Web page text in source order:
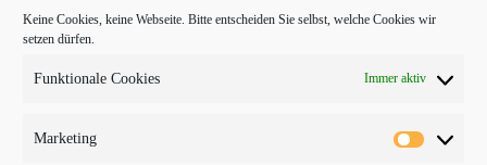
Keine Cookies, keine Webseite. Bitte entscheiden Sie selbst, welche Cookies wir
setzen dürfen.
Funktionale Cookies Immer aktiv
Marketing
Baumaschinen
Fachmessen